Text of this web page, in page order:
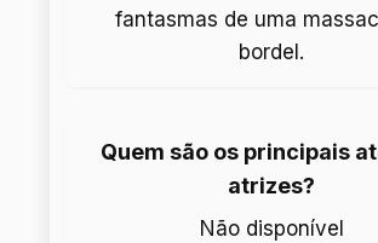
fantasmas de uma
bordel.
Quem são os principais
atrizes?
Não disponível